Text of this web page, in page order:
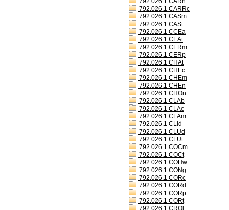
792.026.1 CARRc
792.026.1 CASm
792.026.1 CASt
792.026.1 CCEa
792.026.1 CEAt
792.026.1 CERm
792.026.1 CERp
792.026.1 CHAt
792.026.1 CHEc
792.026.1 CHEm
792.026.1 CHEn
792.026.1 CHOn
792.026.1 CLAb
792.026.1 CLAc
792.026.1 CLAm
792.026.1 CLId
792.026.1 CLUd
792.026.1 CLUt
792.026.1 COCm
792.026.1 COCt
792.026.1 COHw
792.026.1 CONg
792.026.1 CORc
792.026.1 CORd
792.026.1 CORp
792.026.1 CORt
792.026.1 CROl